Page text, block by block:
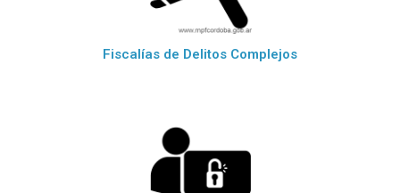
Fiscalías de Delitos Complejos